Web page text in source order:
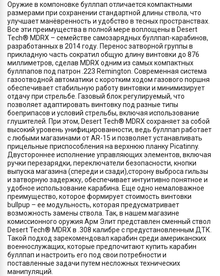
Оружие в компоновке буллпап отличается компактными
размерами при сохранении стандартной длины ствола, что
улучшает манёвренность и удобство в тесных пространствах.
Все эти преимущества в полной мере воплощены в Desert
Tech® MDRX – семействе самозарядных буллпап-карабинов,
разработанных в 2014 году. Перенос затворной группы в
прикладную часть сократил общую длину винтовки до 876
миллиметров, сделав MDRX одним из самых компактных
буллпапов под патрон .223 Remington. Современная система
газоотводной автоматики с коротким ходом газового поршня
обеспечивает стабильную работу винтовки и минимизирует
отдачу при стрельбе. Газовый блок регулируемый, что
позволяет адаптировать винтовку под разные типы
боеприпасов и условий стрельбы, включая использование
глушителей. При этом, Desert Tech® MDRX сохраняет за собой
высокий уровень унифицированности, ведь буллпап работает
с любыми магазинами от AR-15 и позволяет устанавливать
прицельные приспособления на верхнюю планку Picatinny.
Двустороннее исполнение управляющих элементов, включая
ручки перезарядки, переключатели безопасности, кнопки
выпуска магазина (спереди и сзади),сторону выброса гильзы
и затворную задержку, обеспечивает интуитивно понятное и
удобное использование карабина. Еще одно немаловажное
преимущество, которое формирует стоимость винтовки
bullpup – ее модульность, которая предусматривает
возможность замены ствола. Так, в нашем магазине
комиссионного оружия Арм Элит представлен сменный ствол
Desert Tech® MDRX в .308 калибре с предустановленным ДТК.
Такой подход зарекомендовал карабин среди американских
военнослужащих, которые предпочитают купить карабин
буллпап и настроить его под свои потребности и
поставленные задачи путем несложных технических
манипуляций.